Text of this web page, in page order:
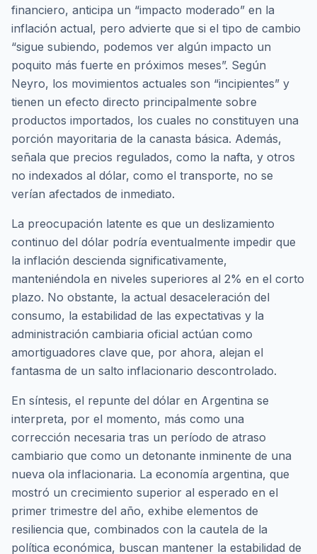
financiero, anticipa un “impacto moderado” en la
inflación actual, pero advierte que si el tipo de cambio
“sigue subiendo, podemos ver algún impacto un
poquito más fuerte en próximos meses”. Según
Neyro, los movimientos actuales son “incipientes” y
tienen un efecto directo principalmente sobre
productos importados, los cuales no constituyen una
porción mayoritaria de la canasta básica. Además,
señala que precios regulados, como la nafta, y otros
no indexados al dólar, como el transporte, no se
verían afectados de inmediato.
La preocupación latente es que un deslizamiento
continuo del dólar podría eventualmente impedir que
la inflación descienda significativamente,
manteniéndola en niveles superiores al 2% en el corto
plazo. No obstante, la actual desaceleración del
consumo, la estabilidad de las expectativas y la
administración cambiaria oficial actúan como
amortiguadores clave que, por ahora, alejan el
fantasma de un salto inflacionario descontrolado.
En síntesis, el repunte del dólar en Argentina se
interpreta, por el momento, más como una
corrección necesaria tras un período de atraso
cambiario que como un detonante inminente de una
nueva ola inflacionaria. La economía argentina, que
mostró un crecimiento superior al esperado en el
primer trimestre del año, exhibe elementos de
resiliencia que, combinados con la cautela de la
política económica, buscan mantener la estabilidad de